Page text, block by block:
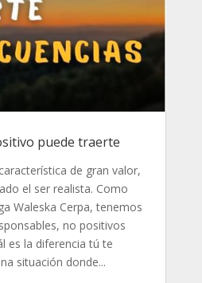
puede traerte
de gran valor,
el ser realista. Como
Waleska Cerpa, tenemos
no positivos
es la diferencia tú te
situación donde...